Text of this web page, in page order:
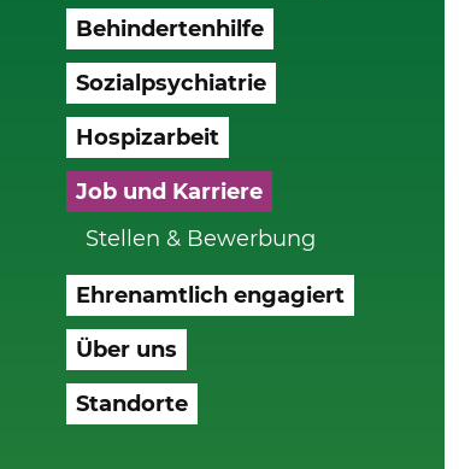
Behindertenhilfe
Sozialpsychiatrie
Hospizarbeit
Job und Karriere
Stellen & Bewerbung
Ehrenamtlich engagiert
Über uns
Standorte